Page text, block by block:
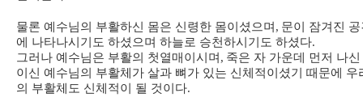
물론 예수님의 부활하신 몸은 신령한 몸이셨으며 , 문이 잠겨진 공
에 나타나시기도 하셨으며 하늘로 승천하시기도 하셨다.
그러나 예수님은 부활의 첫열매이시며 , 죽은 자 가운데 먼저 나신
이신 예수님의 부활체가 살과 뼈가 있는 신체적이셨기 때문에 우
의 부활체도 신체적이 될 것이다.